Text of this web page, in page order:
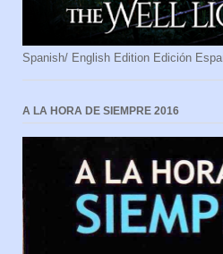
Spanish/ English Edition Edición
A LA HORA DE SIEMPRE 2016